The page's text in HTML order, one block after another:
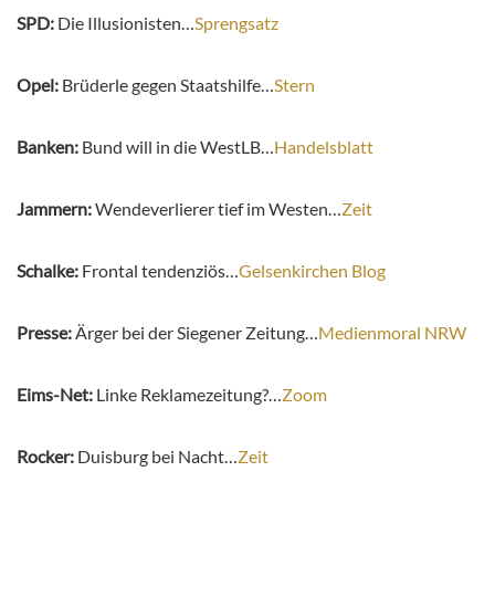
SPD: Die Illusionisten…Sprengsatz
Opel: Brüderle gegen Staatshilfe…Stern
Banken: Bund will in die WestLB…Handelsblatt
Jammern:Wendeverlierer tief im Westen…Zeit
Schalke: Frontal tendenziös…Gelsenkirchen Blog
Presse:Ärger bei der Siegener Zeitung…Medienmoral NRW
Eims-Net: Linke Reklamezeitung?…Zoom
Rocker: Duisburg bei Nacht…Zeit